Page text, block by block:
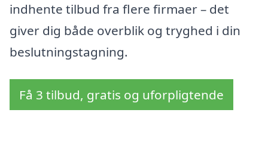
indhente tilbud fra flere firmaer – det
giver dig både overblik og tryghed i din
beslutningstagning.
Få 3 tilbud, gratis og uforpligtende